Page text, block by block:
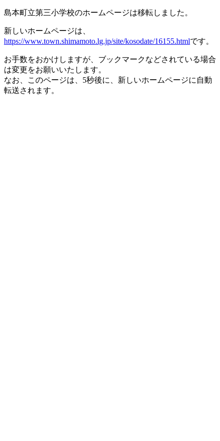
島本町立第三小学校のホームページは移転しました。
新しいホームページは、
https://www.town.shimamoto.lg.jp/site/kosodate/16155.htmlです。
お手数をおかけしますが、ブックマークなどされている場合
は変更をお願いいたします。
なお、このページは、5秒後に、新しいホームページに自動
転送されます。